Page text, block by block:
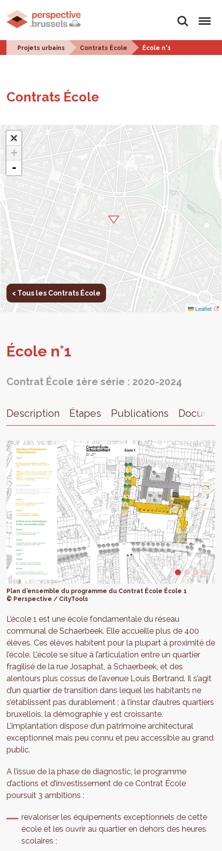
Rechercher
Menu
Projets urbains Contrats École École n°1
Contrats École
+
-
Leaflet
< Tous les Contrats École
École n°1
Contrat École 1ère série : 2020-2024
Description Étapes Publications
Plan d’ensemble du programme du Contrat École École 1
© Perspective / CityTools
L’école 1 est une école fondamentale du réseau
communal de Schaerbeek. Elle accueille plus de 400
élèves. Ces élèves habitent pour la plupart à proximité de
l’école. L’école se situe à l’articulation entre un quartier
fragilisé de la rue Josaphat, à Schaerbeek, et des
alentours plus cossus de l’avenue Louis Bertrand. Il s’agit
d’un quartier de transition dans lequel les habitants ne
s’établissent pas durablement ; à l’instar d’autres quartiers
bruxellois, la démographie y est croissante.
L’implantation dispose d’un patrimoine architectural
exceptionnel mais peu connu et peu accessible au grand
public.
A l’issue de la phase de diagnostic, le programme
d’actions et d’investissement de ce Contrat École
poursuit 3 ambitions :
revaloriser les équipements exceptionnels de cette
école et les ouvrir au quartier en dehors des heures
scolaires ;